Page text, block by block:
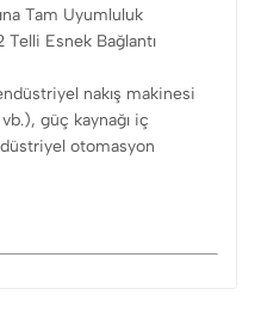
Tam Uyumluluk
Telli Esnek Bağlantı
nakış makinesi
güç kaynağı iç
otomasyon